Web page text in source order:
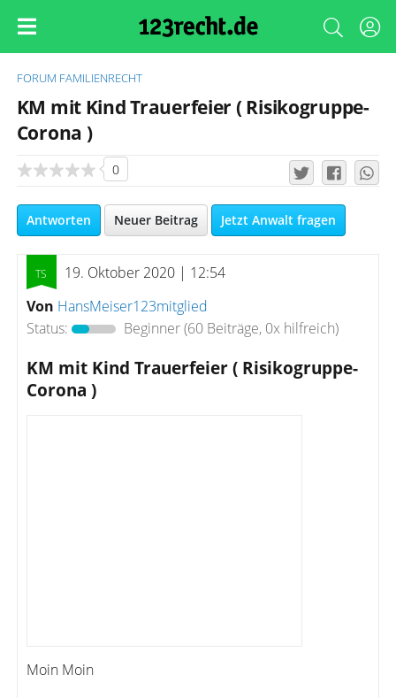
FORUM FAMILIENRECHT
KM mit Kind Trauerfeier ( Risikogruppe-
Corona )
0
Antworten Neuer Beitrag Jetzt Anwalt fragen
19. Oktober 2020 | 12:54
Von HansMeiser123mitglied
Status:
Beginner(60 Beiträge, 0x hilfreich)
KM mit Kind Trauerfeier ( Risikogruppe-
Corona )
Moin Moin